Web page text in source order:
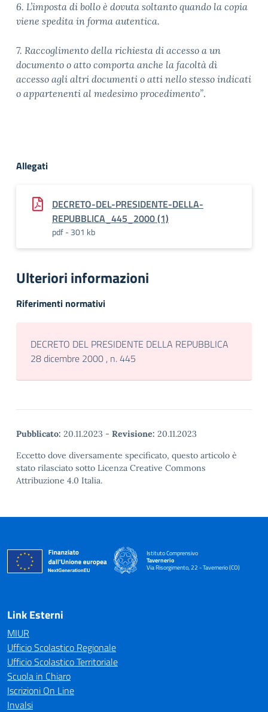
6. L’imposta di bollo è dovuta soltanto quando la copia
viene spedita in forma autentica.
7. Raccoglimento della richiesta di accesso a un
documento o atto comporta anche la facoltà dì
accesso agli altri documenti o atti nello stesso indicati
o appartenenti al medesimo procedimento”.
Allegati
DECRETO-DEL-PRESIDENTE-DELLA-
REPUBBLICA_445_2000 (1)
pdf - 301 kb
Ulteriori informazioni
Riferimenti normativi
DECRETO DEL PRESIDENTE DELLA REPUBBLICA
28 dicembre 2000 , n. 445
Pubblicato: 20.11.2023 - Revisione: 20.11.2023
Eccetto dove diversamente specificato, questo articolo è
stato rilasciato sotto Licenza Creative Commons
Attribuzione 4.0 Italia.
Istituto Comprensivo
Tavernerio
Via Risorgimento, 22 - Tavernerio (CO)
— Visita la pagina iniziale della scuola
Link Esterni
MIUR
Ufficio Scolastico Regionale
Ufficio Scolastico Territoriale
Scuola in Chiaro
Iscrizioni On Line
Invalsi